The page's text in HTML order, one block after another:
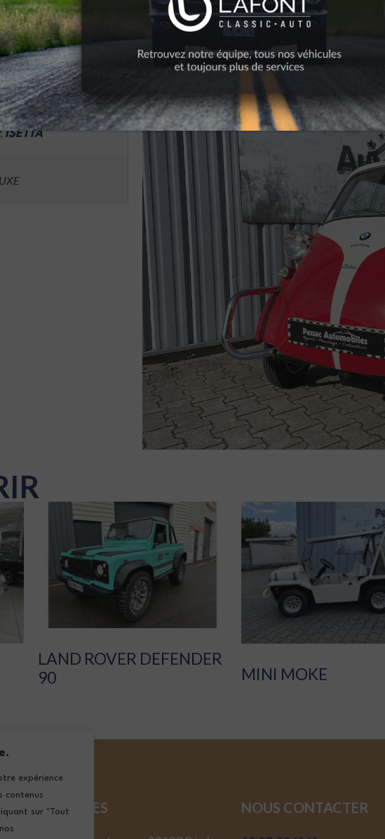
expérience
contenus
sur "Tout
,ISETTA
LAND ROVER DEFENDER
90
MINI MOKE
NOS ADRESSES NOUS CONTACTER